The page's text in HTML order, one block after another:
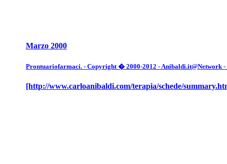
Marzo 2000
Prontuariofarmaci. - Copyright � 2000-2012 - Anibaldi.it@Network
[http://www.carloanibaldi.com/terapia/schede/